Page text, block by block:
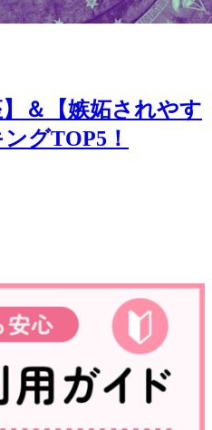
】＆【嫉妬されやす
グTOP5！